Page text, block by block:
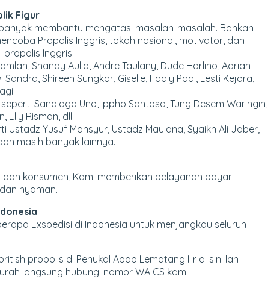
Figur
membantu mengatasi masalah-masalah. Bahkan
Propolis Inggris, tokoh nasional, motivator, dan
Inggris.
Shandy Aulia, Andre Taulany, Dude Harlino, Adrian
Sandra, Shireen Sungkar, Giselle, Fadly Padi, Lesti Kejora,
seperti Sandiaga Uno, Ippho Santosa, Tung Desem Waringin,
Elly Risman, dll.
Yusuf Mansyur, Ustadz Maulana, Syaikh Ali Jaber,
masih banyak lainnya.
konsumen, Kami memberikan pelayanan bayar
nyaman.
Exspedisi di Indonesia untuk menjangkau seluruh
propolis di Penukal Abab Lematang Ilir di sini lah
langsung hubungi nomor WA CS kami.